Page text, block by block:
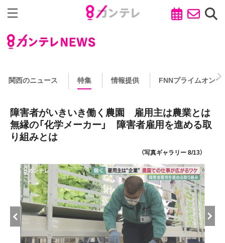
関西のニュース 特集 情報提供 FNNプライムオンラ
障害者がいきいき働く農園 雇用主は農業とは
無縁の「化学メーカー」 障害者雇用を進める取
り組みとは
（写真ギャラリー 8/13）